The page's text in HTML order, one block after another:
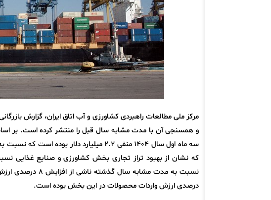
و همسنجی آن با مدت مشابه سال قبل را منتشر کرده است. بر
که نشان از بهبود تراز تجاری بخش کشاورزی و صنایع غذایی
درصدی ارزش واردات محصولات در این بخش بوده است.